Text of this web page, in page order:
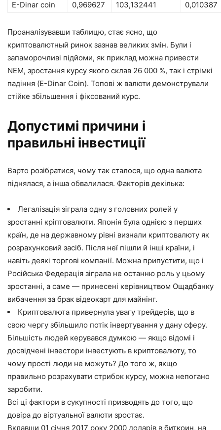
E-Dinar coin 0,969627 103,132441 0,010387
Проаналізувавши таблицю, стає ясно, що
криптовалютный ринок зазнав великих змін. Були і
запаморочливі підйоми, як приклад можна привести
NEM, зростання курсу якого склав 26 000 %, так і стрімкі
падіння (E-Dinar Coin). Топові ж валюти демонстрували
стійке збільшення і фіксований курс.
Допустимі причини і
правильні інвестиції
Варто розібратися, чому так сталося, що одна валюта
піднялася, а інша обвалилася. Факторів декілька:
Легалізація зіграла одну з головних ролей у
зростанні кріптовалюти. Японія була однією з перших
країн, де на державному рівні визнали криптовалюту як
розрахунковий засіб. Після неї пішли й інші країни, і
навіть деякі торгові компанії. Можна припустити, що і
Російська Федерація зіграла не останню роль у цьому
зростанні, а саме — принесені керівництвом Ощадбанку
вибачення за брак відеокарт для майнінг.
Криптовалюта привернула увагу трейдерів, що в
свою чергу збільшило потік інвертування у дану сферу.
Більшість людей керувався думкою — якщо відомі і
досвідчені інвестори інвестують в криптовалюту, то
чому прості люди не можуть? До того ж, якщо
правильно розрахувати стрибок курсу, можна непогано
заробити.
Всі ці фактори в сукупності призводять до того, що
довіра до віртуальної валюти зростає.
Вклавши 01 січня 2017 року 2000 доларів в биткоин, на